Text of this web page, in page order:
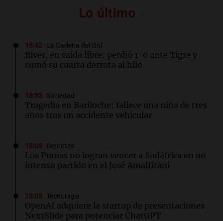
Lo último
18:42 La Cadena del Gol
River, en caída libre: perdió 1-0 ante Tigre y
sumó su cuarta derrota al hilo
18:33 Sociedad
Tragedia en Bariloche: fallece una niña de tres
años tras un accidente vehicular
18:05 Deportes
Los Pumas no logran vencer a Sudáfrica en un
intenso partido en el José Amalfitani
18:03 Tecnología
OpenAI adquiere la startup de presentaciones
NextSlide para potenciar ChatGPT